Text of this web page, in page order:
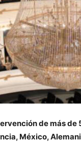
de más
México,